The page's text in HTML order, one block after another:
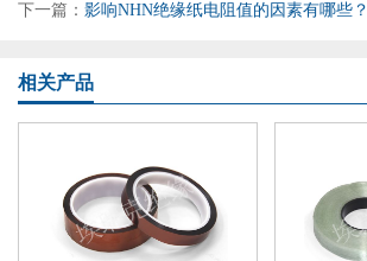
下一篇： 影响NHN绝缘纸电阻值的因素有哪些？
相关产品